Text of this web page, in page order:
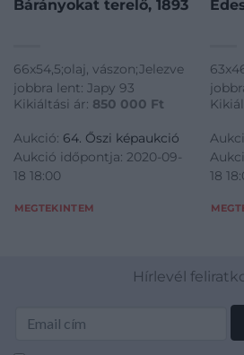
Bárányokat terelő, 1893
66x54,5;olaj, vászon;Jelezve
jobbra lent: Japy 93
Kikiáltási ár: 850 000 Ft
Aukció: 64. Őszi képaukció
Aukció időpontja: 2020-09-
18 18:00
MEGTEKINTEM
18
Hírlevél